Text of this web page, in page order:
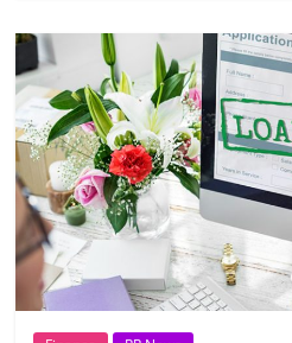
ไชส์,
ที่
ปรึกษา
แฟ
รน